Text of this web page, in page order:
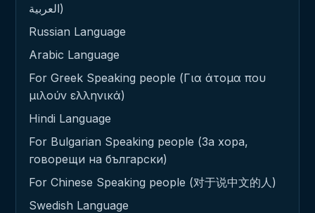
العربية)
Russian Language
Arabic Language
For Greek Speaking people (Για άτομα που
μιλούν ελληνικά)
Hindi Language
For Bulgarian Speaking people (За хора,
говорещи на български)
For Chinese Speaking people (对于说中文的人)
Swedish Language